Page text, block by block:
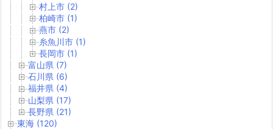
村上市 (2)
柏崎市 (1)
燕市 (2)
糸魚川市 (1)
長岡市 (1)
富山県 (7)
石川県 (6)
福井県 (4)
山梨県 (17)
長野県 (21)
東海 (120)